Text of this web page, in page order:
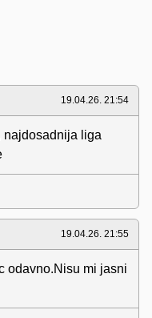
19.04.26. 21:54
najdosadnija liga
19.04.26. 21:55
odavno.Nisu mi jasni